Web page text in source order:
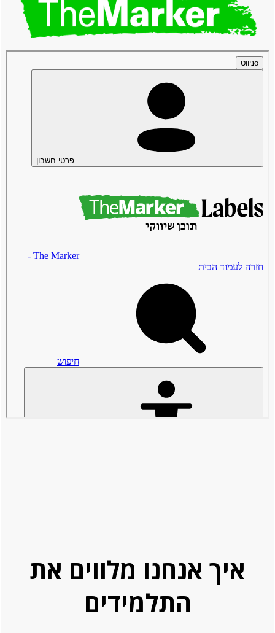
איך אנחנו מלווים את
התלמידים